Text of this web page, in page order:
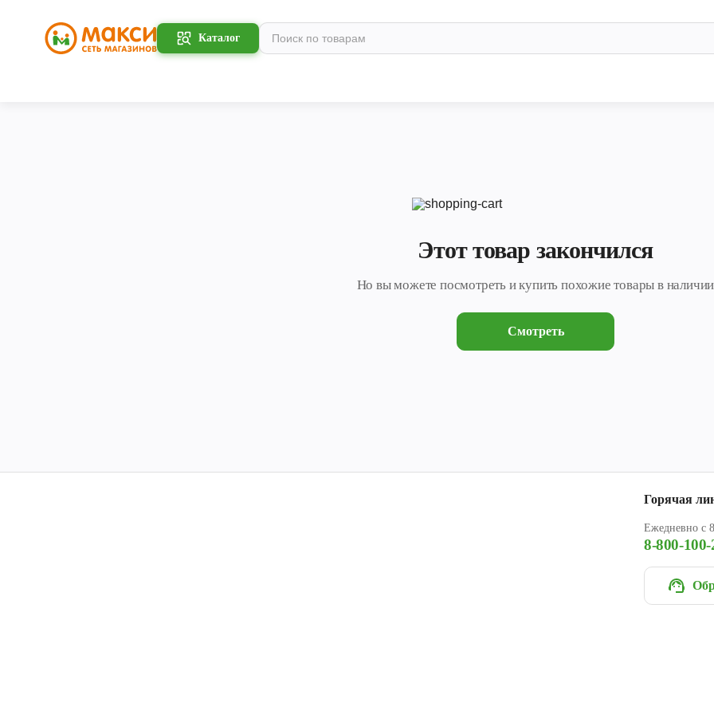
Каталог
Этот товар закончился
Но вы можете посмотреть и купить похожие товары в наличии
Смотреть
Горячая
Ежедневно с
8-800-100-